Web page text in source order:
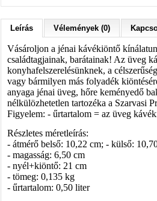
Leírás Vélemények (0)
Vásároljon a jénai kávékiöntő
családtagjainak, barátainak! Az üveg
konyhafelszerelésünknek, a
vagy bármilyen más folyadék
anyaga jénai üveg, hőre keményedő
nélkülözhetetlen tartozéka a Szarvasi
Figyelem: - űrtartalom = az üveg
Részletes méretleírás:
- átmérő belső: 10,22 cm; - külső:
- magasság: 6,50 cm
- nyél+kiöntő: 21 cm
- tömeg: 0,135 kg
- űrtartalom: 0,50 liter